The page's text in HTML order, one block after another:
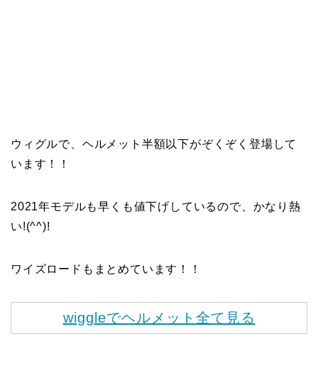
ウィグルで、ヘルメット半額以下がぞくぞく登場して
います！！
2021年モデルも早くも値下げしているので、かなり熱
い!(^^)!
ワイズロードもまとめています！！
wiggleでヘルメット全て見る